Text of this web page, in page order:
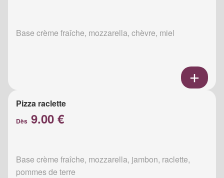
Base crème fraîche, mozzarella, chèvre, miel
Pizza raclette
Dès 9.00 €
Base crème fraîche, mozzarella, jambon, raclette,
pommes de terre